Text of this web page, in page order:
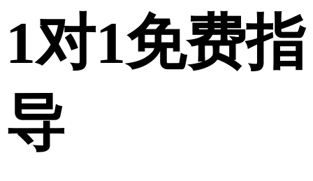
1对1免费指
导